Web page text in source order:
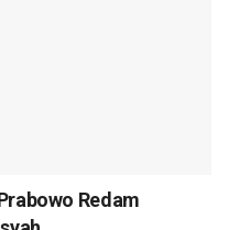
Redam